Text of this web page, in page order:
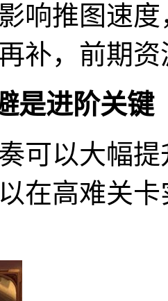
响推图速
补，前期
是进阶关键
可以大幅
在高难关